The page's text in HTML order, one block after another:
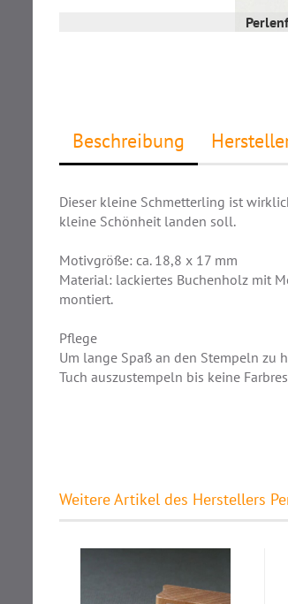
Beschreibung
Dieser kleine Schmetterling ist
kleine Schönheit landen soll.
Motivgröße: ca. 18,8 x 17 mm
Material: lackiertes Buchenholz mit
montiert.
Pflege
Um lange Spaß an den Stempeln zu
Tuch auszustempeln bis keine
Weitere Artikel des Herstellers